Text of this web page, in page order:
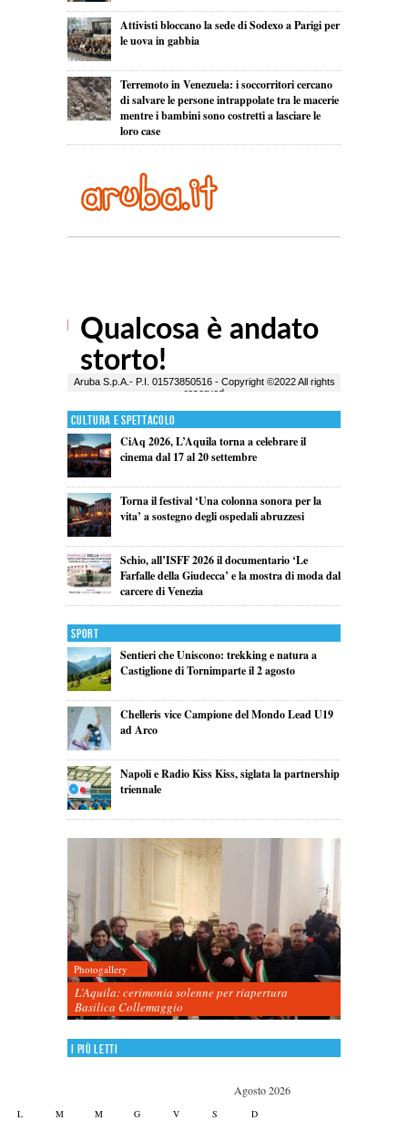
Attivisti bloccano la sede di Sodexo a Parigi per
le uova in gabbia
Terremoto in Venezuela: i soccorritori cercano
di salvare le persone intrappolate tra le macerie
mentre i bambini sono costretti a lasciare le
loro case
Cultura e Spettacolo
CiAq 2026, L’Aquila torna a celebrare il
cinema dal 17 al 20 settembre
Torna il festival ‘Una colonna sonora per la
vita’ a sostegno degli ospedali abruzzesi
Schio, all’ISFF 2026 il documentario ‘Le
Farfalle della Giudecca’ e la mostra di moda dal
carcere di Venezia
Sport
Sentieri che Uniscono: trekking e natura a
Castiglione di Tornimparte il 2 agosto
Chelleris vice Campione del Mondo Lead U19
ad Arco
Napoli e Radio Kiss Kiss, siglata la partnership
triennale
Photogallery
L’Aquila: cerimonia solenne per riapertura
Basilica Collemaggio
I più letti
Agosto 2026
L M M G V S D